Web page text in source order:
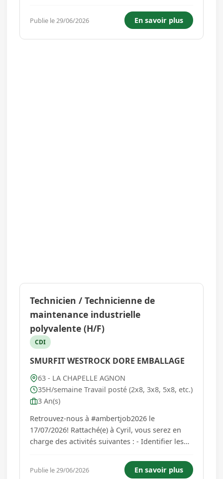
carton en conduisant une machine de
production à commandes numériques. Vous
aurez les missions suivantes: - Effect...
Publie le 29/06/2026 En savoir plus
Technicien / Technicienne de
maintenance industrielle
polyvalente (H/F)
CDI
SMURFIT WESTROCK DORE EMBALLAGE
63 - LA CHAPELLE AGNON
35H/semaine Travail posté (2x8, 3x8, 5x8, etc.)
3 An(s)
Retrouvez-nous à #ambertjob2026 le
17/07/2026! Rattaché(e) à Cyril, vous serez en
charge des activités suivantes : - Identifier les
installations et analyser les causes de
dysfonctionnement. - Remettre les équipements
Publie le 29/06/2026 En savoir plus